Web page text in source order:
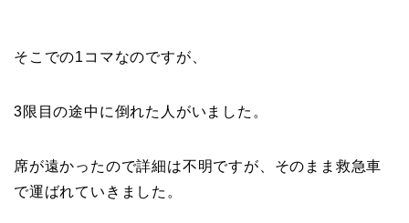
そこでの1コマなのですが、
3限目の途中に倒れた人がいました。
席が遠かったので詳細は不明ですが、そのまま救急車
で運ばれていきました。